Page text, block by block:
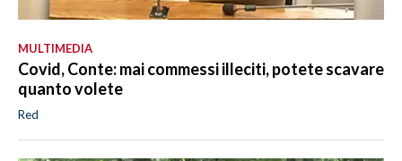
MULTIMEDIA
Covid, Conte: mai commessi illeciti, potete scavare
quanto volete
Red